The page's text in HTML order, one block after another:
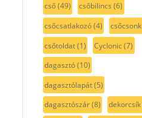
cső(49) csőbilincs (6)
csőcsatlakozó(4) csőcsonk
csőtoldat(1) Cyclonic(7)
dagasztó(10)
dagasztólapát(5)
dagasztószár(8) dekorcsík